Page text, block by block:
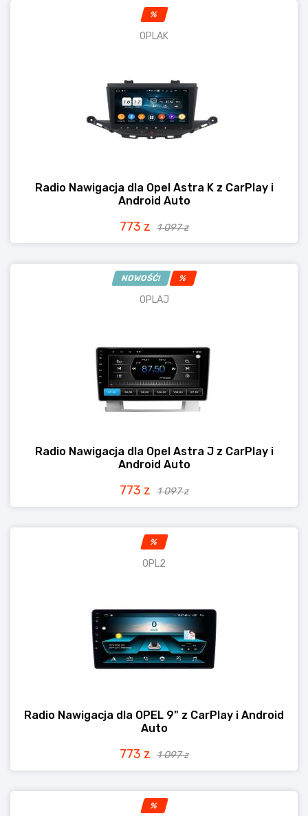
%
OPLAK
Radio Nawigacja dla Opel Astra K z CarPlay i
Android Auto
773 z 1 097 z
NOWOŚĆ! %
OPLAJ
Radio Nawigacja dla Opel Astra J z CarPlay i
Android Auto
773 z 1 097 z
%
OPL2
Radio Nawigacja dla OPEL 9" z CarPlay i Android
Auto
773 z 1 097 z
%